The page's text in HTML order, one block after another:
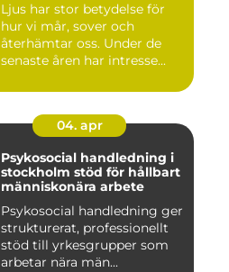
Ljus har stor betydelse för
hur vi mår, sover och
återhämtar oss. Under de
senaste åren har intresse...
04. apr
Psykosocial handledning i
stockholm stöd för hållbart
människonära arbete
Psykosocial handledning ger
strukturerat, professionellt
stöd till yrkesgrupper som
arbetar nära män...